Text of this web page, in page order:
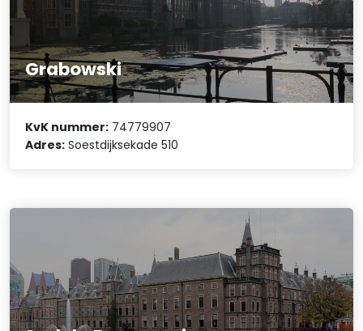
Grabowski
KvK nummer: 74779907
Adres: Soestdijksekade 510